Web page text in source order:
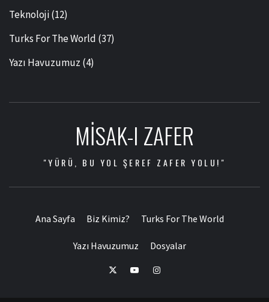
Teknoloji(12)
Turks For The World (37)
Yazı Havuzumuz (4)
MISAK-I ZAFER
"YÜRÜ, BU YOL ŞEREF ZAFER YOLU!"
Ana Sayfa Biz Kimiz? Turks For The World
Yazı Havuzumuz Dosyalar